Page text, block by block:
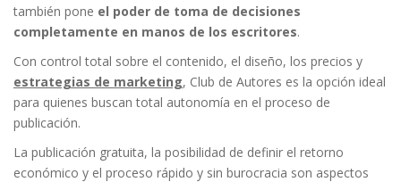
también pone el poder de toma de decisiones
completamente en manos de los escritores.
Con control total sobre el contenido, el diseño, los precios y
estrategias de marketing, Club de Autores es la opción ideal
para quienes buscan total autonomía en el proceso de
publicación.
La publicación gratuita, la posibilidad de definir el retorno
económico y el proceso rápido y sin burocracia son aspectos